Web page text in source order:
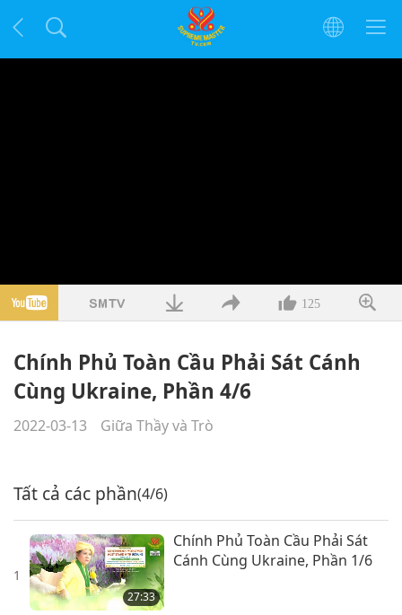
125
Chính Phủ Toàn Cầu Phải Sát Cánh
Cùng Ukraine, Phần 4/6
2022-03-13 Giữa Thầy và Trò
Tất cả các phần(4/6)
1
27:33
Chính Phủ Toàn Cầu Phải Sát
Cánh Cùng Ukraine, Phần 1/6